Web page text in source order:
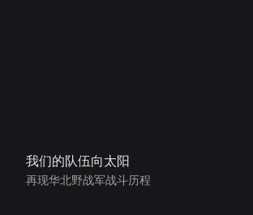
我们的队伍向太阳
再现华北野战军战斗历程